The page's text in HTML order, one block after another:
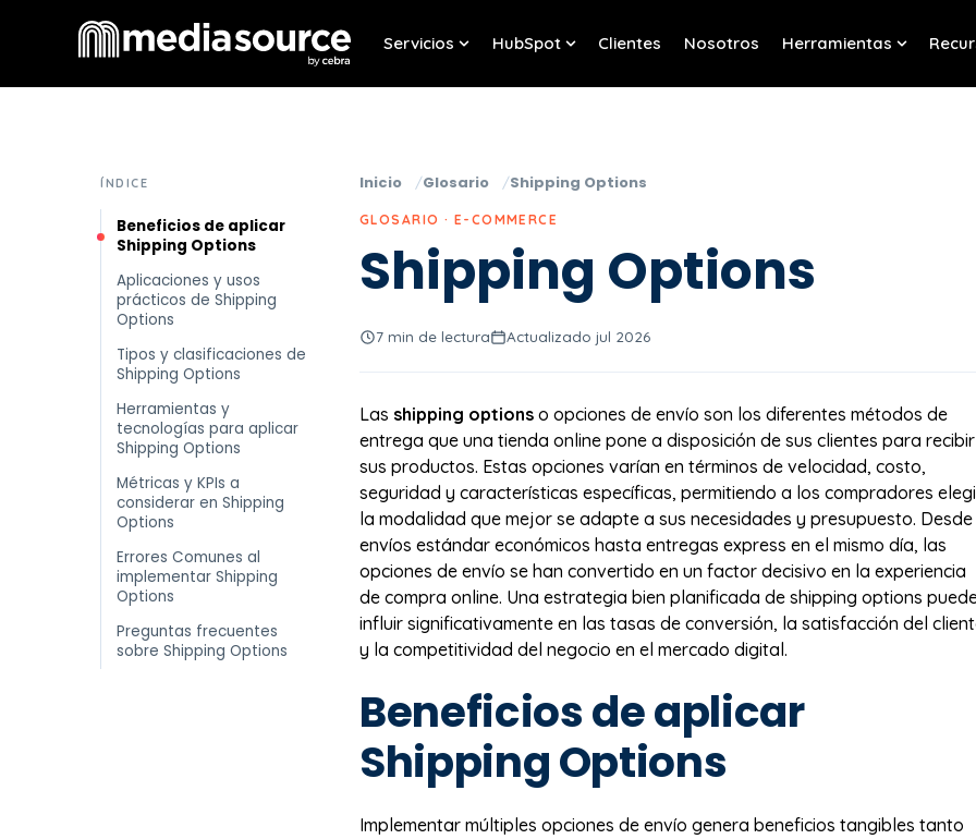
Servicios
Show submenu for Servicios
HubSpot
Show submenu for HubSpot
Clientes Nosotros Herramientas
Show
ÍNDICE
Beneficios de aplicar
Shipping Options
Aplicaciones y usos
prácticos de Shipping
Options
Tipos y clasificaciones de
Shipping Options
Herramientas y
tecnologías para aplicar
Shipping Options
Métricas y KPIs a
considerar en Shipping
Options
Errores Comunes al
implementar Shipping
Options
Preguntas frecuentes
sobre Shipping Options
Inicio Glosario Shipping Options
GLOSARIO · E-COMMERCE
Shipping Options
7 min de lectura Actualizado jul 2026
Las shipping options o opciones de envío son los diferentes métodos de
entrega que una tienda online pone a disposición de sus clientes para recibir
sus productos. Estas opciones varían en términos de velocidad, costo,
seguridad y características específicas, permitiendo a los compradores
la modalidad que mejor se adapte a sus necesidades y presupuesto. Desde
envíos estándar económicos hasta entregas express en el mismo día, las
opciones de envío se han convertido en un factor decisivo en la experiencia
de compra online. Una estrategia bien planificada de shipping options
influir significativamente en las tasas de conversión, la satisfacción del
y la competitividad del negocio en el mercado digital.
Beneficios de aplicar
Shipping Options
Implementar múltiples opciones de envío genera beneficios tangibles tanto